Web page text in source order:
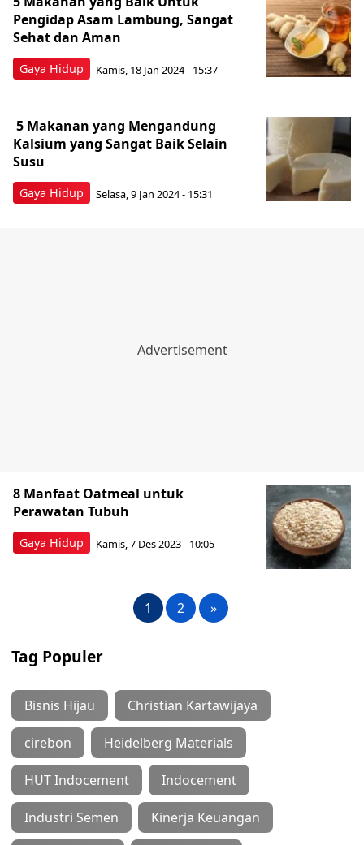
Gaya Hidup
Pengidap Asam Lambung, Sangat
Sehat dan Aman
Kamis, 18 Jan 2024 - 15:37
Gaya Hidup
5 Makanan yang Mengandung
Kalsium yang Sangat Baik Selain
Susu
Selasa, 9 Jan 2024 - 15:31
Gaya Hidup
8 Manfaat Oatmeal untuk
Perawatan Tubuh
Kamis, 7 Des 2023 - 10:05
1 2 »
Tag Populer
Bisnis Hijau Christian Kartawijaya
cirebon Heidelberg Materials
HUT Indocement Indocement
Industri Semen Kinerja Keuangan